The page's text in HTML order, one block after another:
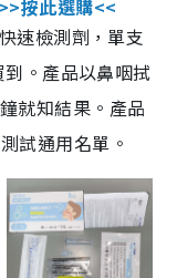
>>按此選購<<
速檢測劑，單支
。產品以鼻咽拭
就知結果。產品
試通用名單。